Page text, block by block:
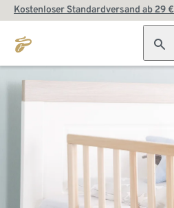
Kostenloser Standardversand ab 29 €